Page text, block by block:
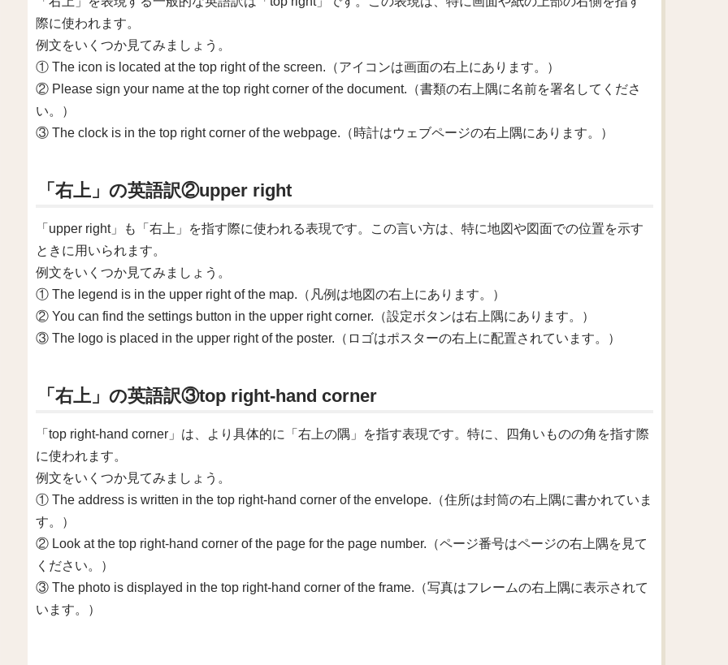
際に使われます。
例文をいくつか見てみましょう。
① The icon is located at the top right of the screen.（アイコンは画面の右上にあります。）
② Please sign your name at the top right corner of the document.（書類の右上隅に名前を署名してくださ
い。）
③ The clock is in the top right corner of the webpage.（時計はウェブページの右上隅にあります。）
「右上」の英語訳②upper right
「upper right」も「右上」を指す際に使われる表現です。この言い方は、特に地図や図面での位置を示す
ときに用いられます。
例文をいくつか見てみましょう。
① The legend is in the upper right of the map.（凡例は地図の右上にあります。）
② You can find the settings button in the upper right corner.（設定ボタンは右上隅にあります。）
③ The logo is placed in the upper right of the poster.（ロゴはポスターの右上に配置されています。）
「右上」の英語訳③top right-hand corner
「top right-hand corner」は、より具体的に「右上の隅」を指す表現です。特に、四角いものの角を指す際
に使われます。
例文をいくつか見てみましょう。
① The address is written in the top right-hand corner of the envelope.（住所は封筒の右上隅に書かれていま
す。）
② Look at the top right-hand corner of the page for the page number.（ページ番号はページの右上隅を見て
ください。）
③ The photo is displayed in the top right-hand corner of the frame.（写真はフレームの右上隅に表示されて
います。）